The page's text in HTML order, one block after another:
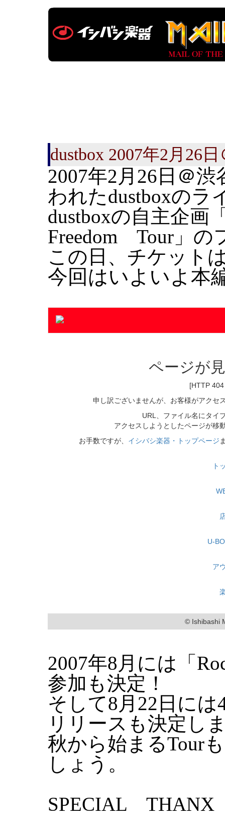
dustbox 2007年2月26
2007年2月26日＠
われたdustboxのラ
dustboxの自主企
Freedom Tour」の
この日、チケット
今回はいよいよ本
2007年8月には「
参加も決定！
そして8月22日に
リリースも決定し
秋から始まるTour
しょう。
SPECIAL THANX